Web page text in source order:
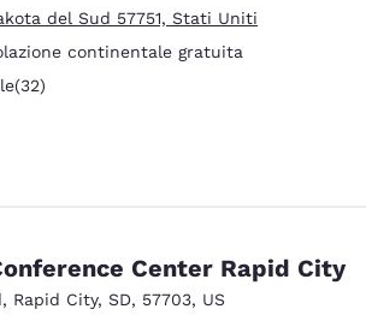
del Sud 57751, Stati Uniti
continentale gratuita
32 recensioni
(32)
Center Rapid City
, Rapid City, SD, 57703, US